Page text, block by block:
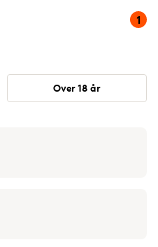
1
Over 18 år